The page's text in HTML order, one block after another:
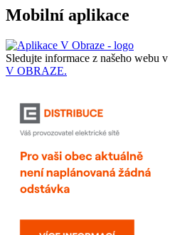
Mobilní aplikace
Sledujte informace z našeho webu v
V OBRAZE.